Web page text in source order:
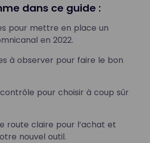
dans ce guide :
pour mettre en place un
en 2022.
à observer pour faire le bon
pour choisir à coup sûr
route claire pour l’achat et
nouvel outil.